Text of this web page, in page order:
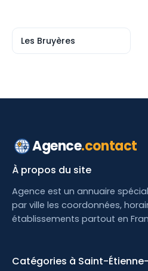
Les Bruyères
Agence.contact
À propos du site
Agence est un annuaire
par ville les coordonnées,
établissements partout en
Catégories à Saint-